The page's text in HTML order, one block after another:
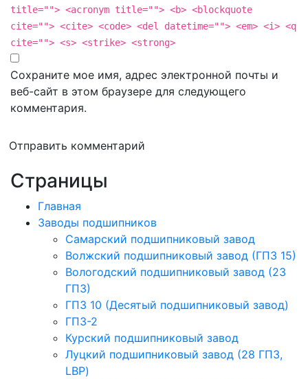
title=""> <acronym title=""> <b> <blockquote
cite=""> <cite> <code> <del datetime=""> <em> <i> <q
cite=""> <s> <strike> <strong>
Сохраните мое имя, адрес электронной почты и
веб-сайт в этом браузере для следующего
комментария.
Отправить комментарий
Страницы
Главная
Заводы подшипников
Cамарский подшипниковый завод
Волжский подшипниковый завод (ГПЗ 15)
Вологодский подшипниковый завод (23
ГПЗ)
ГПЗ 10 (Десятый подшипниковый завод)
ГПЗ-2
Курский подшипниковый завод
Луцкий подшипниковый завод (28 ГПЗ,
LBP)